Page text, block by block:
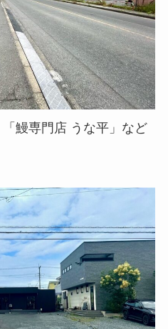
鰻専門店 うな平」など